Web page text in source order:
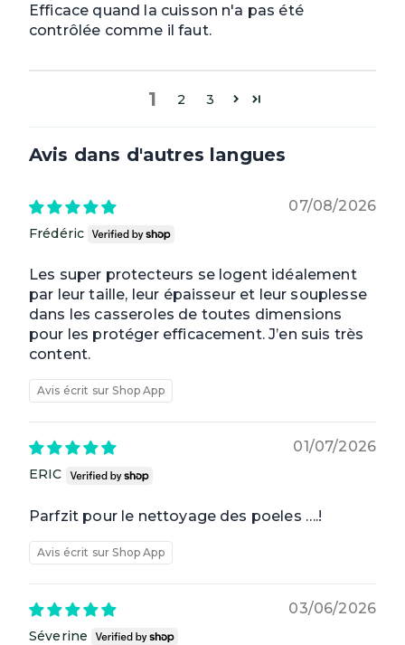
Efficace quand la cuisson n'a pas été
contrôlée comme il faut.
1 2 3
Avis dans d'autres langues
07/08/2026
Frédéric
Les super protecteurs se logent idéalement
par leur taille, leur épaisseur et leur souplesse
dans les casseroles de toutes dimensions
pour les protéger efficacement. J’en suis très
content.
Avis écrit sur Shop App
01/07/2026
ERIC
Parfzit pour le nettoyage des poeles ….!
Avis écrit sur Shop App
03/06/2026
Séverine